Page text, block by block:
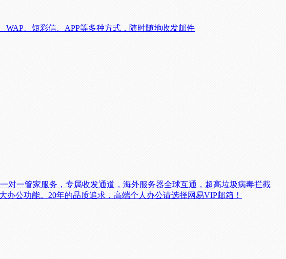
WAP、短彩信、APP等多种方式，随时随地收发邮件
对一管家服务，专属收发通道，海外服务器全球互通，超高垃圾病毒拦截
公功能。20年的品质追求，高端个人办公请选择网易VIP邮箱！